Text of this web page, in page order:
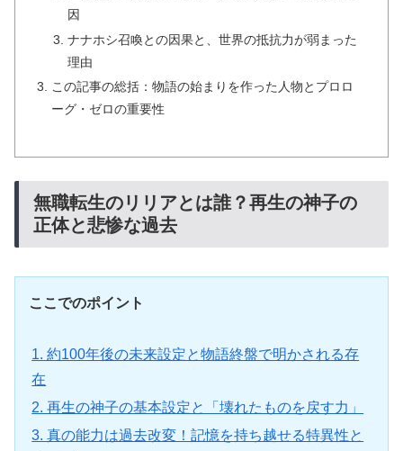
因
ナナホシ召喚との因果と、世界の抵抗力が弱まった
理由
この記事の総括：物語の始まりを作った人物とプロロ
ーグ・ゼロの重要性
無職転生のリリアとは誰？再生の神子の
正体と悲惨な過去
ここでのポイント
1. 約100年後の未来設定と物語終盤で明かされる存
在
2. 再生の神子の基本設定と「壊れたものを戻す力」
3. 真の能力は過去改変！記憶を持ち越せる特異性と